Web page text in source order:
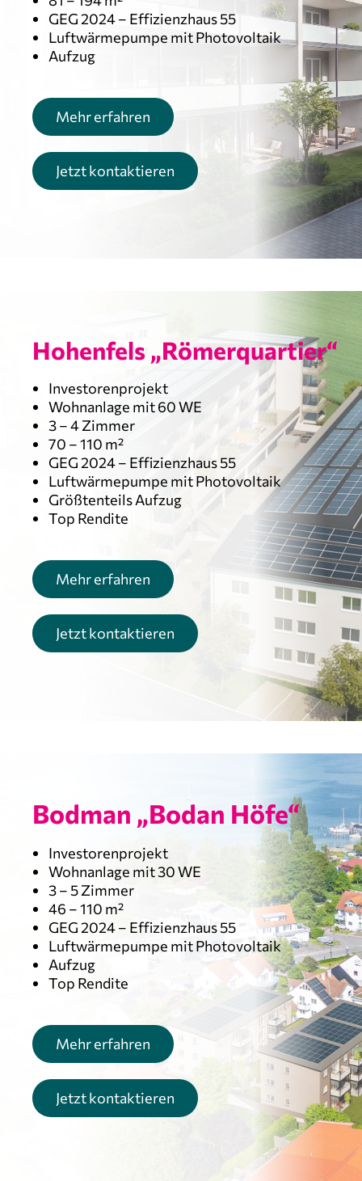
GEG 2024 – Effizienzhaus 55
Luftwärmepumpe mit Photovoltaik
Aufzug
Mehr erfahren
Jetzt kontaktieren
Hohenfels „Römerquartier“
Investorenprojekt
Wohnanlage mit 60 WE
3 – 4 Zimmer
70 – 110 m²
GEG 2024 – Effizienzhaus 55
Luftwärmepumpe mit Photovoltaik
Größtenteils Aufzug
Top Rendite
Mehr erfahren
Jetzt kontaktieren
Bodman „Bodan Höfe“
Investorenprojekt
Wohnanlage mit 30 WE
3 – 5 Zimmer
46 – 110 m²
GEG 2024 – Effizienzhaus 55
Luftwärmepumpe mit Photovoltaik
Aufzug
Top Rendite
Mehr erfahren
Jetzt kontaktieren